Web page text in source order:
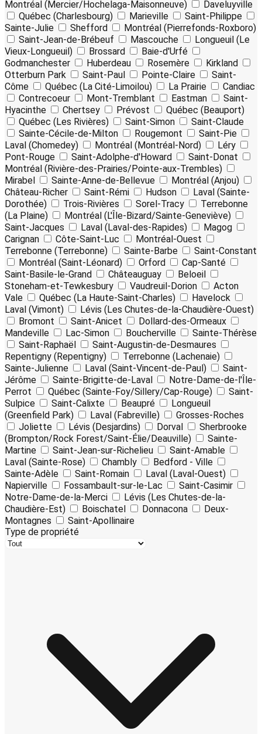
Montréal (Mercier/Hochelaga-Maisonneuve)
Daveluyville
Québec (Charlesbourg)
Marieville
Saint-Philippe
Sainte-Julie
Shefford
Montréal (Pierrefonds-Roxboro)
Saint-Jean-de-Brébeuf
Mascouche
Longueuil (Le
Vieux-Longueuil)
Brossard
Baie-d'Urfé
Godmanchester
Huberdeau Rosemère
Kirkland
Otterburn Park
Saint-Paul Pointe-Claire
Saint-
Côme
Québec (La Cité-Limoilou) La Prairie
Candiac
Contrecoeur
Mont-Tremblant Eastman
Saint-
Hyacinthe
Chertsey Prévost
Québec (Beauport)
Québec (Les Rivières)
Saint-Simon
Saint-Claude
Sainte-Cécile-de-Milton
Rougemont
Saint-Pie
Laval (Chomedey)
Montréal (Montréal-Nord)
Léry
Pont-Rouge
Saint-Adolphe-d'Howard
Saint-Donat
Montréal (Rivière-des-Prairies/Pointe-aux-Trembles)
Mirabel
Sainte-Anne-de-Bellevue
Montréal (Anjou)
Château-Richer
Saint-Rémi Hudson
Laval (Sainte-
Dorothée)
Trois-Rivières Sorel-Tracy
Terrebonne
(La Plaine)
Montréal (L'Île-Bizard/Sainte-Geneviève)
Saint-Jacques
Laval (Laval-des-Rapides)
Magog
Carignan
Côte-Saint-Luc
Montréal-Ouest
Terrebonne (Terrebonne)
Sainte-Barbe
Saint-Constant
Montréal (Saint-Léonard)
Orford
Cap-Santé
Saint-Basile-le-Grand
Châteauguay
Beloeil
Stoneham-et-Tewkesbury
Vaudreuil-Dorion
Acton
Vale
Québec (La Haute-Saint-Charles)
Havelock
Laval (Vimont)
Lévis (Les Chutes-de-la-Chaudière-Ouest)
Bromont
Saint-Anicet
Dollard-des-Ormeaux
Mandeville
Lac-Simon Boucherville
Sainte-Thérèse
Saint-Raphaël
Saint-Augustin-de-Desmaures
Repentigny (Repentigny)
Terrebonne (Lachenaie)
Sainte-Julienne
Laval (Saint-Vincent-de-Paul)
Saint-
Jérôme
Sainte-Brigitte-de-Laval
Notre-Dame-de-l'Île-
Perrot
Québec (Sainte-Foy/Sillery/Cap-Rouge)
Saint-
Sulpice
Saint-Calixte Beaupré
Longueuil
(Greenfield Park)
Laval (Fabreville)
Grosses-Roches
Joliette
Lévis (Desjardins) Dorval
Sherbrooke
(Brompton/Rock Forest/Saint-Élie/Deauville)
Sainte-
Martine
Saint-Jean-sur-Richelieu
Saint-Amable
Laval (Sainte-Rose)
Chambly
Bedford - Ville
Sainte-Adèle
Saint-Romain
Laval (Laval-Ouest)
Napierville
Fossambault-sur-le-Lac
Saint-Casimir
Notre-Dame-de-la-Merci
Lévis (Les Chutes-de-la-
Chaudière-Est)
Boischatel Donnacona
Deux-
Montagnes
Saint-Apollinaire
Type de propriété